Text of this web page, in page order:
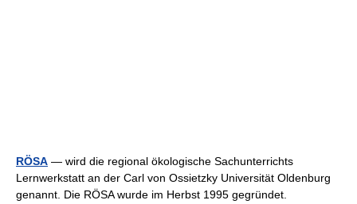
RÖSA — wird die regional ökologische Sachunterrichts
Lernwerkstatt an der Carl von Ossietzky Universität Oldenburg
genannt. Die RÖSA wurde im Herbst 1995 gegründet.